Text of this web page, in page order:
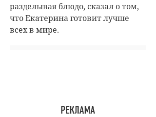
разделывая блюдо, сказал о том,
что Екатерина готовит лучше
всех в мире.